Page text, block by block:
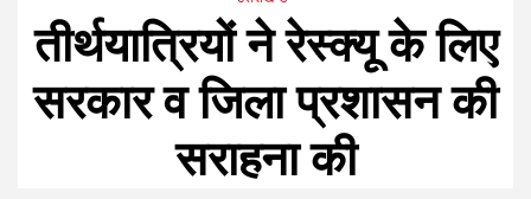
तीर्थयात्रियों ने रेस्क्यू के लिए
सरकार व जिला प्रशासन की
सराहना की